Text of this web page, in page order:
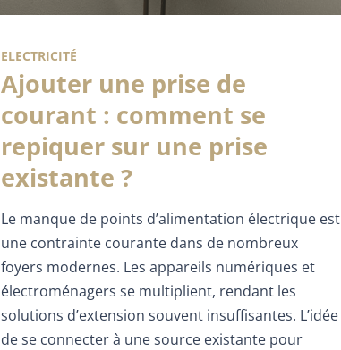
ELECTRICITÉ
Ajouter une prise de
courant : comment se
repiquer sur une prise
existante ?
Le manque de points d’alimentation électrique est
une contrainte courante dans de nombreux
foyers modernes. Les appareils numériques et
électroménagers se multiplient, rendant les
solutions d’extension souvent insuffisantes. L’idée
de se connecter à une source existante pour